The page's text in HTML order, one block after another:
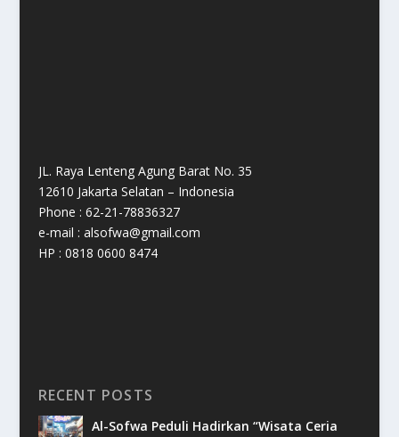
JL. Raya Lenteng Agung Barat No. 35
12610 Jakarta Selatan – Indonesia
Phone : 62-21-78836327
e-mail : alsofwa@gmail.com
HP : 0818 0600 8474
RECENT POSTS
Al-Sofwa Peduli Hadirkan “Wisata Ceria